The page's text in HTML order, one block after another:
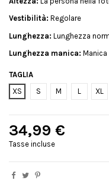
Vestibilità: Regolare
Lunghezza: Lunghezza
Lunghezza manica: Manica
TAGLIA
XS
S M L XL
34,99 €
Tasse incluse